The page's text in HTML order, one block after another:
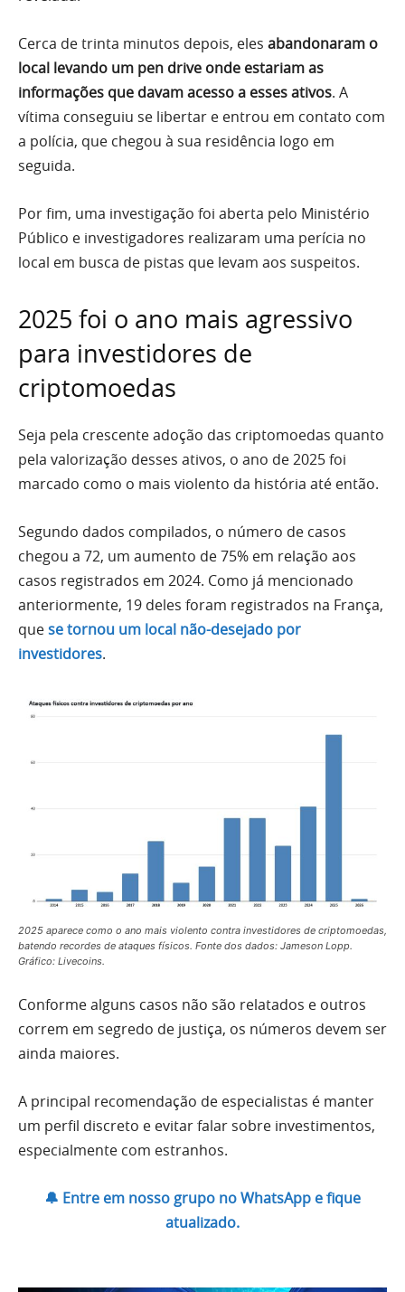
Cerca de trinta minutos depois, eles abandonaram o
local levando um pen drive onde estariam as
informações que davam acesso a esses ativos. A
vítima conseguiu se libertar e entrou em contato com
a polícia, que chegou à sua residência logo em
seguida.
Por fim, uma investigação foi aberta pelo Ministério
Público e investigadores realizaram uma perícia no
local em busca de pistas que levam aos suspeitos.
2025 foi o ano mais agressivo
para investidores de
criptomoedas
Seja pela crescente adoção das criptomoedas quanto
pela valorização desses ativos, o ano de 2025 foi
marcado como o mais violento da história até então.
Segundo dados compilados, o número de casos
chegou a 72, um aumento de 75% em relação aos
casos registrados em 2024. Como já mencionado
anteriormente, 19 deles foram registrados na França,
quese tornou um local não-desejado por
investidores.
2025 aparece como o ano mais violento contra investidores de criptomoedas,
batendo recordes de ataques físicos. Fonte dos dados: Jameson Lopp.
Gráfico: Livecoins.
Conforme alguns casos não são relatados e outros
correm em segredo de justiça, os números devem ser
ainda maiores.
A principal recomendação de especialistas é manter
um perfil discreto e evitar falar sobre investimentos,
especialmente com estranhos.
🔔 Entre em nosso grupo no WhatsApp e fique
atualizado.